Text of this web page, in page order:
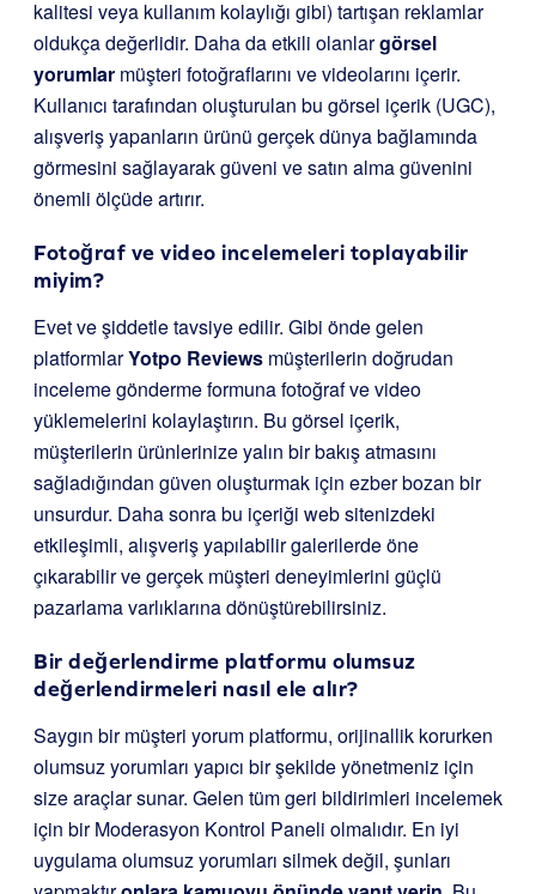
kalitesi veya kullanım kolaylığı gibi) tartışan reklamlar
oldukça değerlidir. Daha da etkili olanlargörsel
yorumlar müşteri fotoğraflarını ve videolarını içerir.
Kullanıcı tarafından oluşturulan bu görsel içerik (UGC),
alışveriş yapanların ürünü gerçek dünya bağlamında
görmesini sağlayarak güveni ve satın alma güvenini
önemli ölçüde artırır.
Fotoğraf ve video incelemeleri toplayabilir
miyim?
Evet ve şiddetle tavsiye edilir. Gibi önde gelen
platformlarYotpo Reviews müşterilerin doğrudan
inceleme gönderme formuna fotoğraf ve video
yüklemelerini kolaylaştırın. Bu görsel içerik,
müşterilerin ürünlerinize yalın bir bakış atmasını
sağladığından güven oluşturmak için ezber bozan bir
unsurdur. Daha sonra bu içeriği web sitenizdeki
etkileşimli, alışveriş yapılabilir galerilerde öne
çıkarabilir ve gerçek müşteri deneyimlerini güçlü
pazarlama varlıklarına dönüştürebilirsiniz.
Bir değerlendirme platformu olumsuz
değerlendirmeleri nasıl ele alır?
Saygın bir müşteri yorum platformu, orijinallik korurken
olumsuz yorumları yapıcı bir şekilde yönetmeniz için
size araçlar sunar. Gelen tüm geri bildirimleri incelemek
için bir Moderasyon Kontrol Paneli olmalıdır. En iyi
uygulama olumsuz yorumları silmek değil, şunları